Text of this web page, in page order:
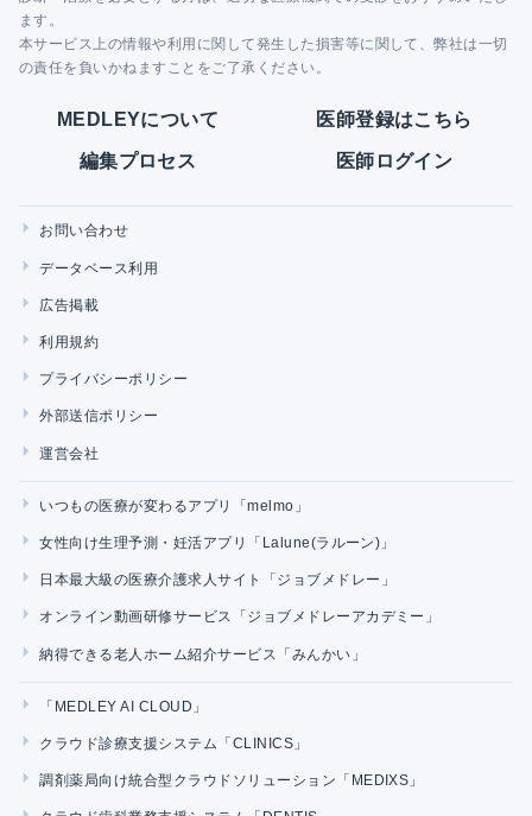
ます。
本サービス上の情報や利用に関して発生した損害等に関して、弊社は一切
の責任を負いかねますことをご了承ください。
MEDLEYについて 医師登録はこちら
編集プロセス 医師ログイン
お問い合わせ
データベース利用
広告掲載
利用規約
プライバシーポリシー
外部送信ポリシー
運営会社
いつもの医療が変わるアプリ「melmo」
女性向け生理予測・妊活アプリ「Lalune(ラルーン)」
日本最大級の医療介護求人サイト「ジョブメドレー」
オンライン動画研修サービス「ジョブメドレーアカデミー」
納得できる老人ホーム紹介サービス「みんかい」
「MEDLEY AI CLOUD」
クラウド診療支援システム「CLINICS」
調剤薬局向け統合型クラウドソリューション「MEDIXS」